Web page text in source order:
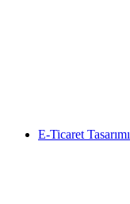
E-Ticaret Tasarımı